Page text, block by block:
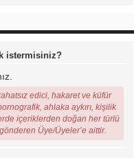
istermisiniz?
edici, hakaret ve küfür
ahlaka aykırı, kişilik
içeriklerden doğan her türlü
Üye/Üyeler’e aittir.